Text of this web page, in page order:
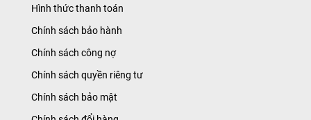
Hình thức thanh toán
Chính sách bảo hành
Chính sách công nợ
Chính sách quyền riêng tư
Chính sách bảo mật